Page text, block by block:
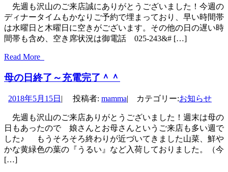
先週も沢山のご来店誠にありがとうございました！今週の
ディナータイムもかなりご予約で埋まっており、早い時間帯
は水曜日と木曜日に空きがございます。その他の日の遅い時
間帯も含め、空き席状況は御電話 025-243&# […]
Read More
母の日終了～充電完了＾＾
2018年5月15日 | 投稿者: mamma| カテゴリー:お知らせ
先週も沢山のご来店ありがとうございました！週末は母の
日もあったので 娘さんとお母さんというご来店も多い週で
した♪ もうそろそろ終わりが近づいてきました山菜、鮮や
かな黄緑色の葉の『うるい』など入荷しておりました。（今
[…]